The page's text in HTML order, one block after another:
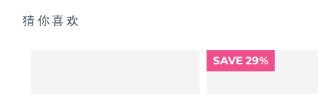
猜你喜欢
SAVE 29%